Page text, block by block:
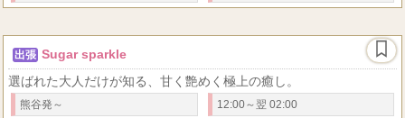
出張 Sugar sparkle
選ばれた大人だけが知る、甘く艶めく極上の癒し。
熊谷発～ 12:00～翌 02:00